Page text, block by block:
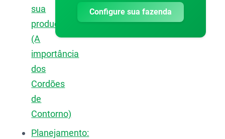
sua
produção?
(A
importância
dos
Cordões
de
Contorno)
Planejamento:
Configure sua fazenda